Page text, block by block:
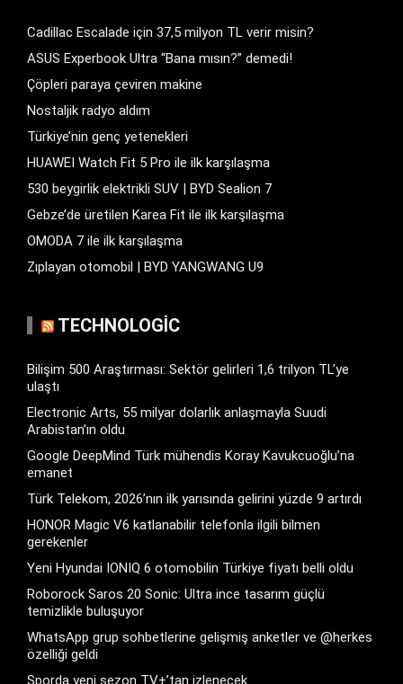
Cadillac Escalade için 37,5 milyon TL verir misin?
ASUS Experbook Ultra “Bana mısın?” demedi!
Çöpleri paraya çeviren makine
Nostaljik radyo aldım
Türkiye’nin genç yetenekleri
HUAWEI Watch Fit 5 Pro ile ilk karşılaşma
530 beygirlik elektrikli SUV | BYD Sealion 7
Gebze’de üretilen Karea Fit ile ilk karşılaşma
OMODA 7 ile ilk karşılaşma
Zıplayan otomobil | BYD YANGWANG U9
TECHNOLOGIC
Bilişim 500 Araştırması: Sektör gelirleri 1,6 trilyon TL’ye
ulaştı
Electronic Arts, 55 milyar dolarlık anlaşmayla Suudi
Arabistan’ın oldu
Google DeepMind Türk mühendis Koray Kavukcuoğlu’na
emanet
Türk Telekom, 2026’nın ilk yarısında gelirini yüzde 9 artırdı
HONOR Magic V6 katlanabilir telefonla ilgili bilmen
gerekenler
Yeni Hyundai IONIQ 6 otomobilin Türkiye fiyatı belli oldu
Roborock Saros 20 Sonic: Ultra ince tasarım güçlü
temizlikle buluşuyor
WhatsApp grup sohbetlerine gelişmiş anketler ve @herkes
özelliği geldi
Sporda yeni sezon TV+’tan izlenecek